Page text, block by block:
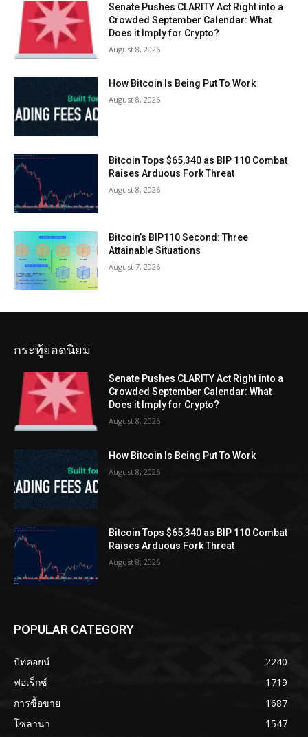
Senate Pushes CLARITY Act Right into a
Crowded September Calendar: What
Does it Imply for Crypto?
August 8, 2026
How Bitcoin Is Being Put To Work
August 8, 2026
Bitcoin Tops $65,340 as BIP 110 Combat
Raises Arduous Fork Threat
August 8, 2026
Bitcoin’s BIP110 Second: Three
Attainable Situations
August 7, 2026
กระทู้ยอดนิยม
Senate Pushes CLARITY Act Right into a
Crowded September Calendar: What
Does it Imply for Crypto?
August 8, 2026
How Bitcoin Is Being Put To Work
August 8, 2026
Bitcoin Tops $65,340 as BIP 110 Combat
Raises Arduous Fork Threat
August 8, 2026
POPULAR CATEGORY
บิทคอยน์
2240
ฟอเร็กซ์
1719
การซื้อขาย
1687
โซลานา
1547